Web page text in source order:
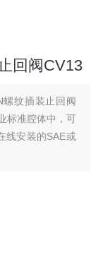
回阀CV13
螺纹插装止回阀
标准腔体中，可
线安装的SAE或